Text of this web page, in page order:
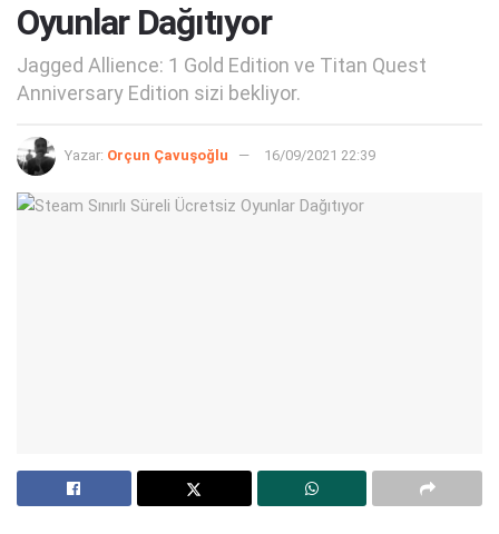
Oyunlar Dağıtıyor
Jagged Allience: 1 Gold Edition ve Titan Quest
Anniversary Edition sizi bekliyor.
Yazar: Orçun Çavuşoğlu 16/09/2021 22:39